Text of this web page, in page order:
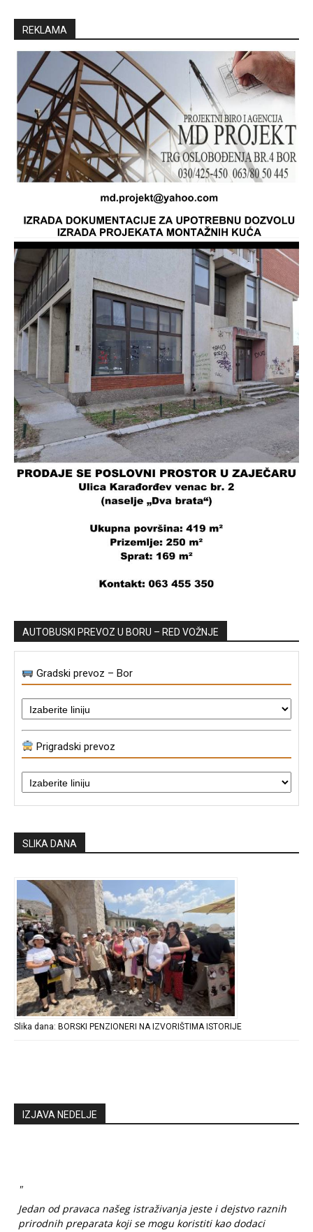
REKLAMA
AUTOBUSKI PREVOZ U BORU – RED VOŽNJE
Gradski prevoz – Bor
Prigradski prevoz
SLIKA DANA
Slika dana: BORSKI PENZIONERI NA IZVORIŠTIMA ISTORIJE
IZJAVA NEDELJE
"
Jedan od pravaca našeg istraživanja jeste i dejstvo raznih
prirodnih preparata koji se mogu koristiti kao dodaci